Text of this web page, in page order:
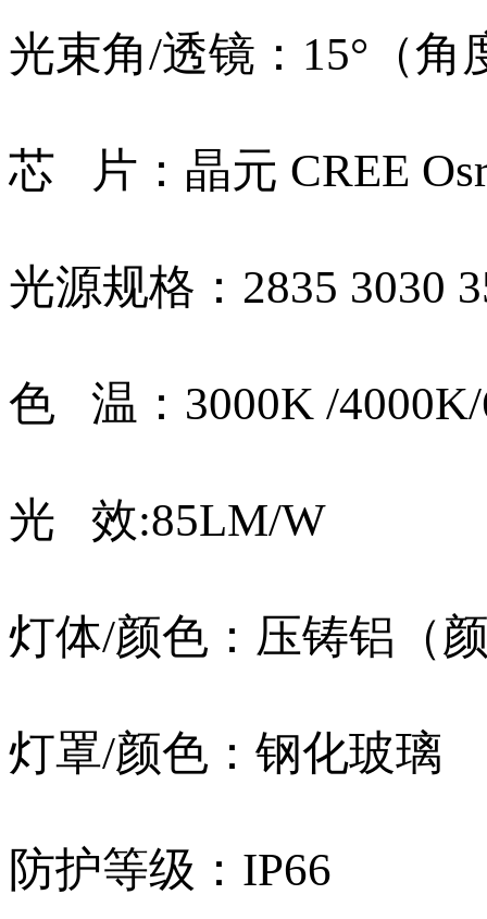
光束角/透镜：15°（角
芯 片：晶元 CREE
光源规格：2835 3030
色 温：3000K /
光 效:85LM/W
灯体/颜色：压铸铝（
灯罩/颜色：钢化玻璃
防护等级：IP66